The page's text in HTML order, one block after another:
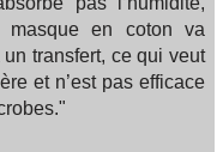
en coton va
transfert, ce qui veut
et n’est pas efficace